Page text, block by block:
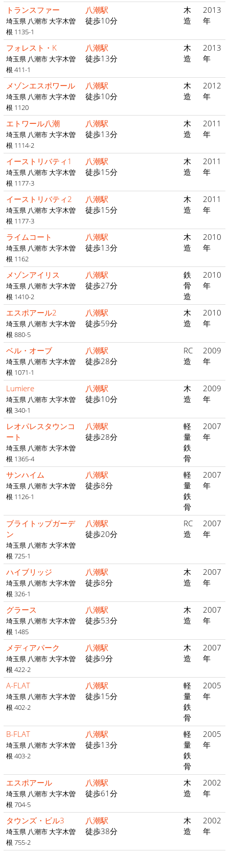
トランスファー
埼玉県 八潮市 大字木曽
根 1135-1
八潮駅
徒歩10分
木
造
2013
年
フォレスト・K
埼玉県 八潮市 大字木曽
根 411-1
八潮駅
徒歩13分
木
造
2013
年
メゾンエスポワール
埼玉県 八潮市 大字木曽
根 1120
八潮駅
徒歩10分
木
造
2012
年
エトワール八潮
埼玉県 八潮市 大字木曽
根 1114-2
八潮駅
徒歩13分
木
造
2011
年
イーストリバティ1
埼玉県 八潮市 大字木曽
根 1177-3
八潮駅
徒歩15分
木
造
2011
年
イーストリバティ2
埼玉県 八潮市 大字木曽
根 1177-3
八潮駅
徒歩15分
木
造
2011
年
ライムコート
埼玉県 八潮市 大字木曽
根 1162
八潮駅
徒歩13分
木
造
2010
年
メゾンアイリス
埼玉県 八潮市 大字木曽
根 1410-2
八潮駅
徒歩27分
鉄
骨
造
2010
年
エスポアール2
埼玉県 八潮市 大字木曽
根 880-5
八潮駅
徒歩59分
木
造
2010
年
ベル・オーブ
埼玉県 八潮市 大字木曽
根 1071-1
八潮駅
徒歩28分
RC
造
2009
年
Lumiere
埼玉県 八潮市 大字木曽
根 340-1
八潮駅
徒歩10分
木
造
2009
年
レオパレスタウンコ
ート
埼玉県 八潮市 大字木曽
根 1365-4
八潮駅
徒歩28分
軽
量
鉄
骨
2007
年
サンハイム
埼玉県 八潮市 大字木曽
根 1126-1
八潮駅
徒歩8分
軽
量
鉄
骨
2007
年
ブライトップガーデ
ン
埼玉県 八潮市 大字木曽
根 725-1
八潮駅
徒歩20分
RC
造
2007
年
ハイブリッジ
埼玉県 八潮市 大字木曽
根 326-1
八潮駅
徒歩8分
木
造
2007
年
グラース
埼玉県 八潮市 大字木曽
根 1485
八潮駅
徒歩53分
木
造
2007
年
メディアパーク
埼玉県 八潮市 大字木曽
根 422-2
八潮駅
徒歩9分
木
造
2007
年
A-FLAT
埼玉県 八潮市 大字木曽
根 402-2
八潮駅
徒歩15分
軽
量
鉄
骨
2005
年
B-FLAT
埼玉県 八潮市 大字木曽
根 403-2
八潮駅
徒歩13分
軽
量
鉄
骨
2005
年
エスポアール
埼玉県 八潮市 大字木曽
根 704-5
八潮駅
徒歩61分
木
造
2002
年
タウンズ・ビル3
埼玉県 八潮市 大字木曽
根 755-2
八潮駅
徒歩38分
木
造
2002
年